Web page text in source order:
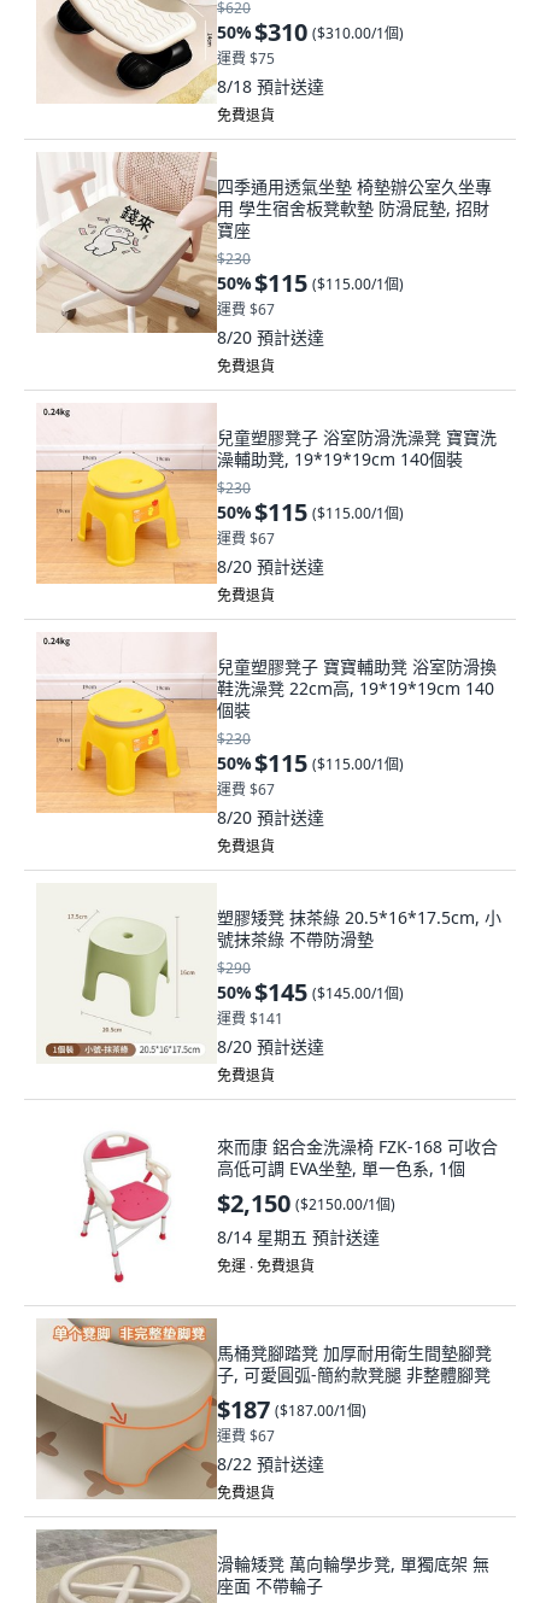
$620
50%$310 ($310.00/1個)
運費 $75
8/18 預計送達
免費退貨
四季通用透氣坐墊 椅墊辦公室久坐專
用 學生宿舍板凳軟墊 防滑屁墊, 招財
寶座
$230
50%$115 ($115.00/1個)
運費 $67
8/20 預計送達
免費退貨
兒童塑膠凳子 浴室防滑洗澡凳 寶寶洗
澡輔助凳, 19*19*19cm 140個裝
$230
50%$115 ($115.00/1個)
運費 $67
8/20 預計送達
免費退貨
兒童塑膠凳子 寶寶輔助凳 浴室防滑換
鞋洗澡凳 22cm高, 19*19*19cm 140
個裝
$230
50%$115 ($115.00/1個)
運費 $67
8/20 預計送達
免費退貨
塑膠矮凳 抹茶綠 20.5*16*17.5cm, 小
號抹茶綠 不帶防滑墊
$290
50%$145 ($145.00/1個)
運費 $141
8/20 預計送達
免費退貨
來而康 鋁合金洗澡椅 FZK-168 可收合
高低可調 EVA坐墊, 單一色系, 1個
$2,150 ($2150.00/1個)
8/14 星期五 預計送達
免運 ∙ 免費退貨
馬桶凳腳踏凳 加厚耐用衛生間墊腳凳
子, 可愛圓弧-簡約款凳腿 非整體腳凳
$187 ($187.00/1個)
運費 $67
8/22 預計送達
免費退貨
滑輪矮凳 萬向輪學步凳, 單獨底架 無
座面 不帶輪子